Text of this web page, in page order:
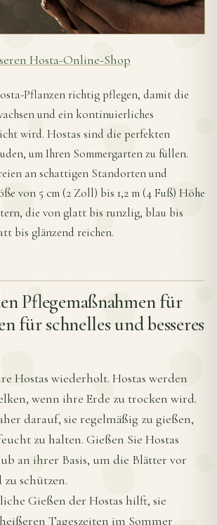
Hosta-Online-Shop
Pflanzen richtig pflegen, damit die
und ein kontinuierliches
wird. Hostas sind die perfekten
um Ihren Sommergarten zu füllen.
an schattigen Standorten und
von 5 cm (2 Zoll) bis 1,2 m (4 Fuß) Höhe
die von glatt bis runzlig, blau bis
bis glänzend reichen.
Pflegemaßnahmen für
für schnelles und besseres
Hostas wiederholt. Hostas werden
wenn ihre Erde zu trocken wird.
darauf, sie regelmäßig zu gießen,
zu halten. Gießen Sie Hostas
an ihrer Basis, um die Blätter vor
schützen.
Gießen der Hostas hilft, sie
Tageszeiten im Sommer